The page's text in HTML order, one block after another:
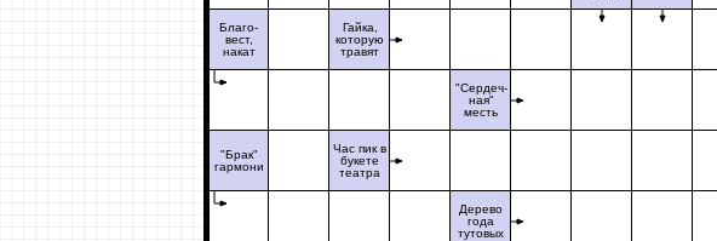
Благо-
вест,
накат
"Брак"
гармони
Гайка,
которую
травят
Час пик в
букете
театра
"Сердеч-
ная"
месть
Дерево
года
тутовых